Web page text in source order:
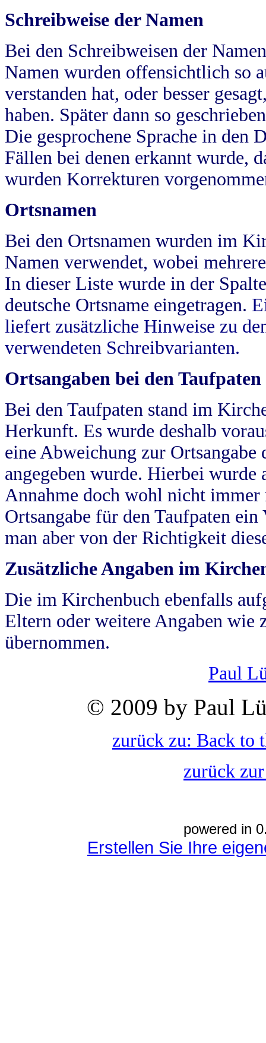
Schreibweise der Namen
Bei den Schreibweisen der
Namen wurden offensichtlich so
verstanden hat, oder besser
haben. Später dann so
Die gesprochene Sprache in
Fällen bei denen erkannt wurde,
wurden Korrekturen
Ortsnamen
Bei den Ortsnamen wurden im
Namen verwendet, wobei
In dieser Liste wurde in der
deutsche Ortsname eingetragen.
liefert zusätzliche Hinweise zu
verwendeten Schreibvarianten.
Ortsangaben bei den Taufpaten
Bei den Taufpaten stand im
Herkunft. Es wurde deshalb
eine Abweichung zur
angegeben wurde. Hierbei wurde
Annahme doch wohl nicht
Ortsangabe für den Taufpaten
man aber von der Richtigkeit
Zusätzliche Angaben im
Die im Kirchenbuch ebenfalls
Eltern oder weitere Angaben wie
übernommen.
Paul
© 2009 by Paul
zurück zu: Back to
zurück
powered in
Erstellen Sie Ihre